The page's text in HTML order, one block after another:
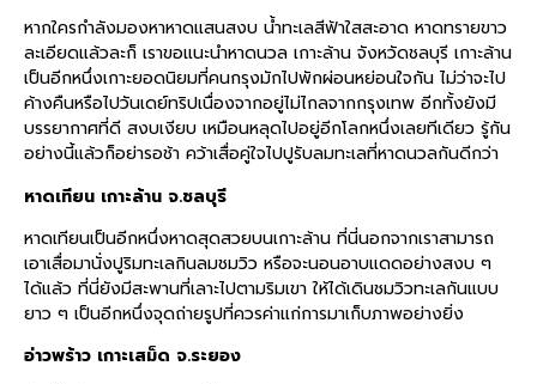
หากใครกำลังมองหาหาดแสนสงบ น้ำทะเลสีฟ้าใสสะอาด หาดทรายขาว
ละเอียดแล้วละก็ เราขอแนะนำหาดนวล เกาะล้าน จังหวัดชลบุรี เกาะล้าน
เป็นอีกหนึ่งเกาะยอดนิยมที่คนกรุงมักไปพักผ่อนหย่อนใจกัน ไม่ว่าจะไป
ค้างคืนหรือไปวันเดย์ทริปเนื่องจากอยู่ไม่ไกลจากกรุงเทพ อีกทั้งยังมี
บรรยากาศที่ดี สงบเงียบ เหมือนหลุดไปอยู่อีกโลกหนึ่งเลยทีเดียว รู้กัน
อย่างนี้แล้วก็อย่ารอช้า คว้าเสื่อคู่ใจไปปูรับลมทะเลที่หาดนวลกันดีกว่า
หาดเทียน เกาะล้าน จ.ชลบุรี
หาดเทียนเป็นอีกหนึ่งหาดสุดสวยบนเกาะล้าน ที่นี่นอกจากเราสามารถ
เอาเสื่อมานั่งปูริมทะเลกินลมชมวิว หรือจะนอนอาบแดดอย่างสงบ ๆ
ได้แล้ว ที่นี่ยังมีสะพานที่เลาะไปตามริมเขา ให้ได้เดินชมวิวทะเลกันแบบ
ยาว ๆ เป็นอีกหนึ่งจุดถ่ายรูปที่ควรค่าแก่การมาเก็บภาพอย่างยิ่ง
อ่าวพร้าว เกาะเสม็ด จ.ระยอง